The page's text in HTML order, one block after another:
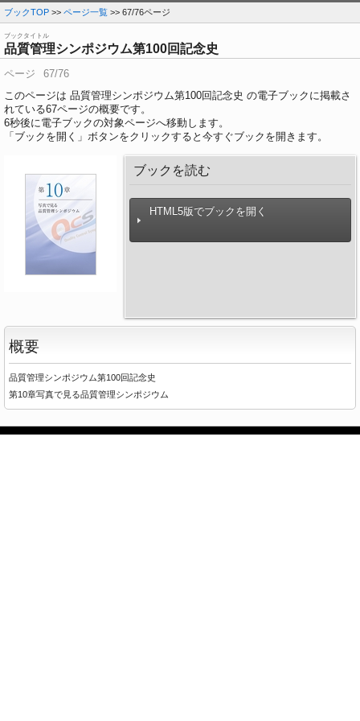
ブックTOP >> ページ一覧 >> 67/76ページ
ブックタイトル
品質管理シンポジウム第100回記念史
ページ
67/76
このページは 品質管理シンポジウム第100回記念史 の電子ブックに掲載さ
れている67ページの概要です。
6秒後に電子ブックの対象ページへ移動します。
「ブックを開く」ボタンをクリックすると今すぐブックを開きます。
ブックを読む
HTML5版でブックを開く
概要
品質管理シンポジウム第100回記念史
第10章写真で見る品質管理シンポジウム